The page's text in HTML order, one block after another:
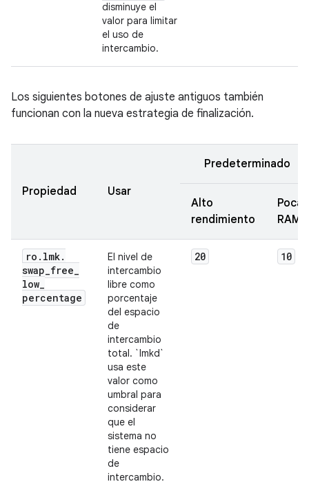
disminuye el
valor para limitar
el uso de
intercambio.
Los siguientes botones de ajuste antiguos también
funcionan con la nueva estrategia de finalización.
Propiedad Usar
Predeterminado
Alto
rendimiento
Poca
RAM
ro . lmk.
swap_free_
low_
percentage
El nivel de
intercambio
libre como
porcentaje
del espacio
de
intercambio
total. `lmkd`
usa este
valor como
umbral para
considerar
que el
sistema no
tiene espacio
de
intercambio.
20 10